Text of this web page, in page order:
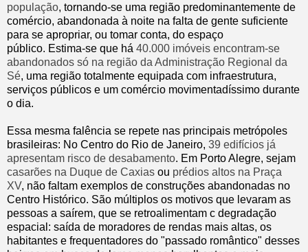
população, tornando-se uma região predominantemente de
comércio, abandonada à noite na falta de gente suficiente
para se apropriar, ou tomar conta, do espaço
público. Estima-se que há 40.000 imóveis encontram-se
abandonados só na região da Administração Regional da
Sé, uma região totalmente equipada com infraestrutura,
serviços públicos e um comércio movimentadíssimo durante
o dia.
Essa mesma falência se repete nas principais metrópoles
brasileiras: No Centro do Rio de Janeiro, 39 edifícios já
apresentam risco de desabamento. Em Porto Alegre, sejam
casarões na Duque de Caxias ou prédios altos na Praça
XV, não faltam exemplos de construções abandonadas no
Centro Histórico. São múltiplos os motivos que levaram as
pessoas a saírem, que se retroalimentam c degradação
espacial: saída de moradores de rendas mais altas, os
habitantes e frequentadores do "passado romântico" desses